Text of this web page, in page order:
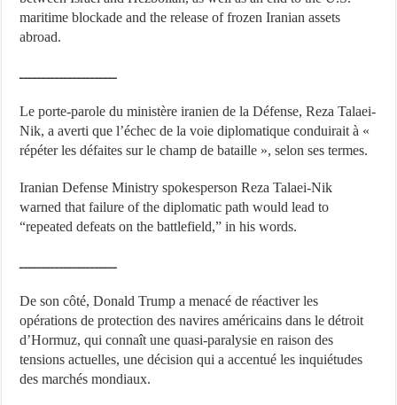
maritime blockade and the release of frozen Iranian assets
abroad.
ــــــــــــــــــــــ
Le porte-parole du ministère iranien de la Défense, Reza Talaei-
Nik, a averti que l’échec de la voie diplomatique conduirait à «
répéter les défaites sur le champ de bataille », selon ses termes.
Iranian Defense Ministry spokesperson Reza Talaei-Nik
warned that failure of the diplomatic path would lead to
“repeated defeats on the battlefield,” in his words.
ــــــــــــــــــــــ
De son côté, Donald Trump a menacé de réactiver les
opérations de protection des navires américains dans le détroit
d’Hormuz, qui connaît une quasi-paralysie en raison des
tensions actuelles, une décision qui a accentué les inquiétudes
des marchés mondiaux.